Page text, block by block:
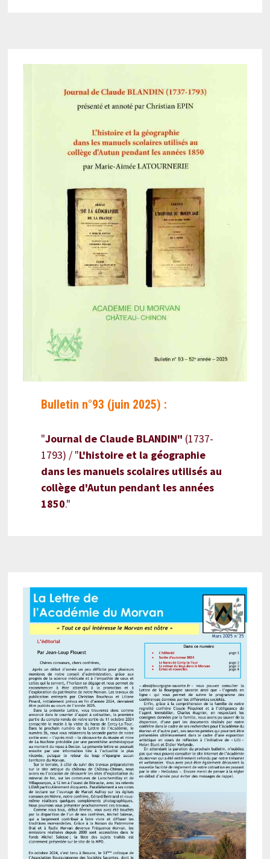
Bulletin n°93 (juin 2025) :
"Journal de Claude BLANDIN" (1737-
1793) / "L'histoire et la géographie
dans les manuels scolaires utilisés au
collège d'Autun pendant les années
1850."